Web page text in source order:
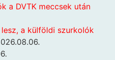
a DVTK meccsek után
a külföldi szurkolók